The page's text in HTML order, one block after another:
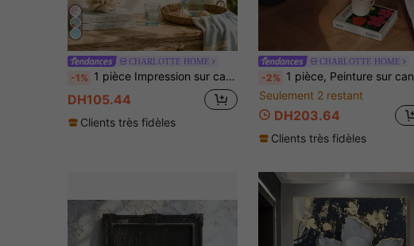
CHARLOTTE HOME
-1% 1 pièce Impression sur canevas plate 2D, scène charmante de plage océanique - Décoration murale imperméable, convient pour le salon, la chambre, la salle de bain, la cuisine, le bar - Cadeau parfait, cadre non inclus
DH105.44
Clients très fidèles
CHARLOTTE HOME
-2% 1 pièce, Peinture sur canevas sans cadre, Décoration d'art catholique de la Sainte Famille pour la maison, Cadeau chrétien, Cadeau de fête, Beau cadeau de famille, Convient pour la décoration murale de la chambre, du salon, de la salle de bain et de la cuisine
Seulement 2 restant
DH203.64
Clients très fidèles